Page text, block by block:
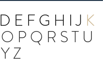
D E FG H I J K
O PQ R ST U
YZ